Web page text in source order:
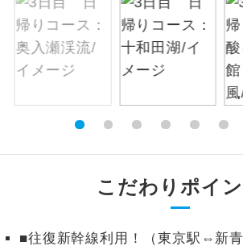
こだわりポイ
■往復新幹線利用！（東京駅⇔新青
露天風呂
ご宿泊ホテルに露天
す。
ご宿泊ホテルに大浴
全てのお食事が付い
く）
お部屋にてゆっくり
だけます。